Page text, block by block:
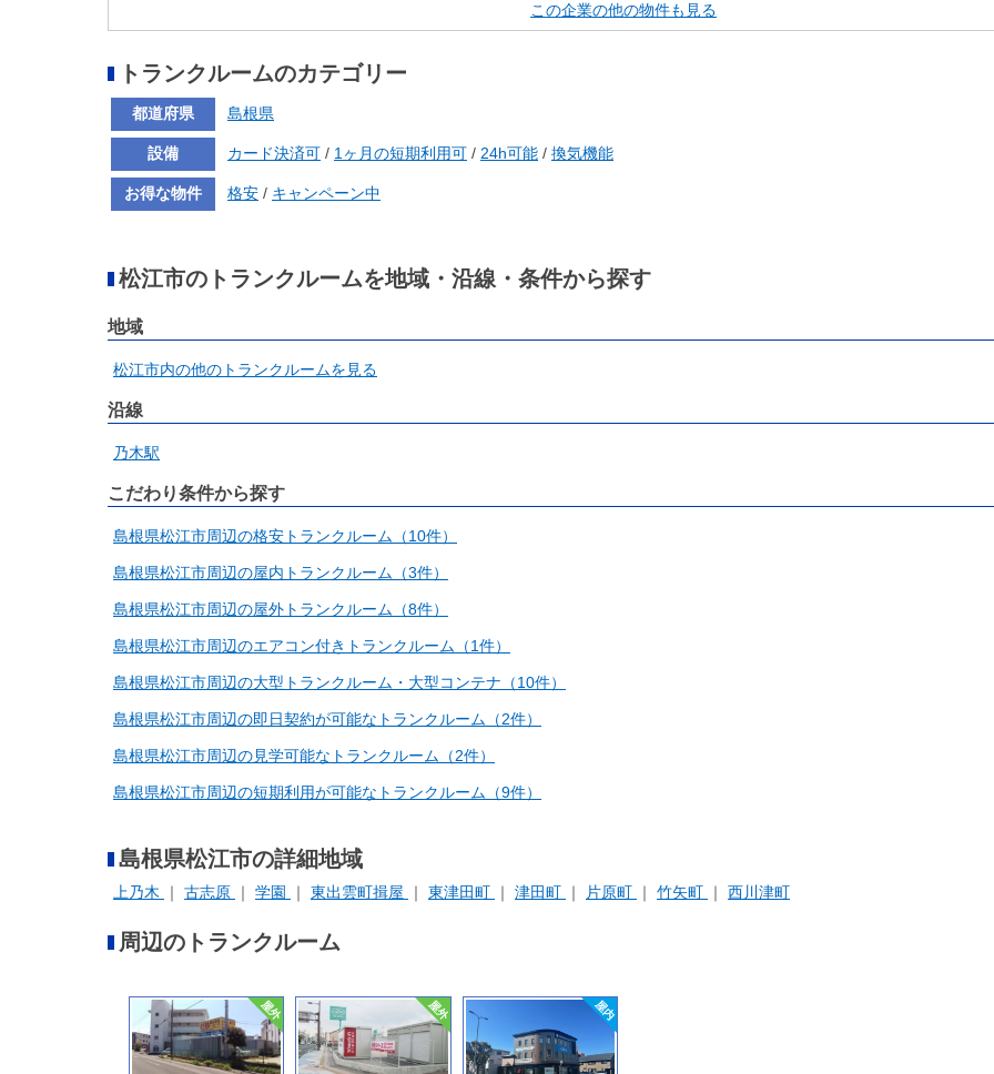
この企業の他の物件も見る
トランクルームのカテゴリー
都道府県 島根県
設備 カード決済可 / 1ヶ月の短期利用可 / 24h可能 / 換気機能
お得な物件 格安 / キャンペーン中
松江市のトランクルームを地域・沿線・条件から探す
地域
松江市内の他のトランクルームを見る
沿線
乃木駅
こだわり条件から探す
島根県松江市周辺の格安トランクルーム（10件）
島根県松江市周辺の屋内トランクルーム（3件）
島根県松江市周辺の屋外トランクルーム（8件）
島根県松江市周辺のエアコン付きトランクルーム（1件）
島根県松江市周辺の大型トランクルーム・大型コンテナ（10件）
島根県松江市周辺の即日契約が可能なトランクルーム（2件）
島根県松江市周辺の見学可能なトランクルーム（2件）
島根県松江市周辺の短期利用が可能なトランクルーム（9件）
島根県松江市の詳細地域
上乃木 古志原 学園 東出雲町揖屋 東津田町 津田町 片原町 竹矢町 西川津町
周辺のトランクルーム